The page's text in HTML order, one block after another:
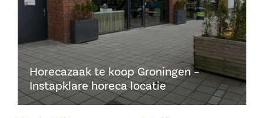
Horecazaak te koop Groningen –
Instapklare horeca locatie